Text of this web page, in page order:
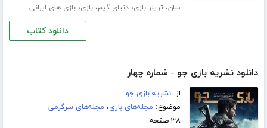
سان، تریلر بازی،دنیای گیم،بازی،بازی های ایرانی
دانلود کتاب
دانلود نشریه بازی جو - شماره چهار
از:نشریه بازی جو
موضوع: مجله‌های بازی، مجله‌های سرگرمی
۳۸ صفحه